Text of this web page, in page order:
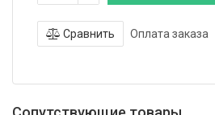
Сравнить Оплата заказа